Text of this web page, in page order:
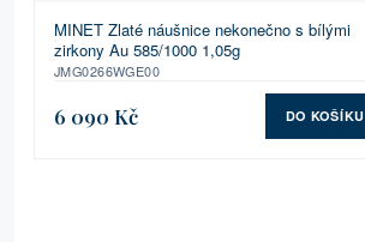
MINET Zlaté náušnice nekonečno s bílými
zirkony Au 585/1000 1,05g
JMG0266WGE00
6 090 Kč DO KOŠÍKU